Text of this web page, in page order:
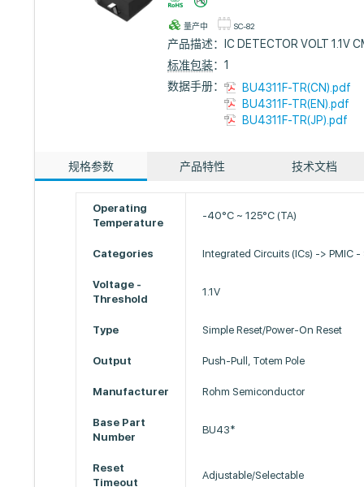
量产中 SC-82
产品描述：
IC DETECTOR VOLT 1.1V
标准包装：1
数据手册：
BU4311F-TR(CN).pdf
BU4311F-TR(EN).pdf
BU4311F-TR(JP).pdf
规格参数 产品特性 技术文档
Operating
Temperature
-40°C ~ 125°C (TA)
Categories Integrated Circuits (ICs) -> PMIC -
Voltage -
Threshold
1.1V
Type Simple Reset/Power-On Reset
Output Push-Pull, Totem Pole
Manufacturer Rohm Semiconductor
Base Part
Number
BU43*
Reset
Timeout
Adjustable/Selectable